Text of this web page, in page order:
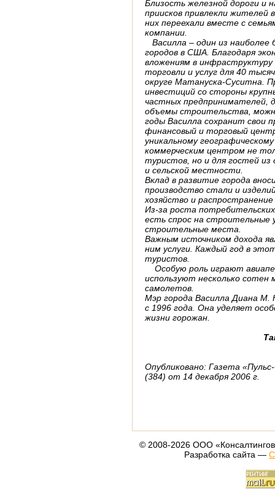
Близость железной дороги и
приисков привлекли жителей
них переехали вместе с
компании.
Василла – один из наиболее
городов в США. Благодаря
вложениям в
торговли и услуг для 40
округе Матануска-Суситна.
инвестиций со стороны
частных предпринимателей,
объемы строительства,
годы Василла сохранит свои
финансовый и торговый
уникальному
коммерческим центром не
туристов, но и для гостей из
и сельской местности.
Вклад в развитие города
производство стали и
хозяйство и
Из-за роста
есть спрос на строительные
строительные места.
Важным источником дохода
ним услуги. Каждый год в
туристов.
Особую роль играют
используют несколько сотен
самолетов.
Мэр города Василла Диана
с 1996 года. Она уделяет
жизни горожан.
Опубликовано: Газета
(384) от 14 декабря 2006 г.
© 2008-2026 ООО
Разработка сайта —